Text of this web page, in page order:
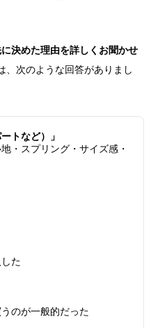
決めた理由を詳しくお聞かせ
、次のような回答がありまし
トなど）」
・スプリング・サイズ感・
た
のが一般的だった